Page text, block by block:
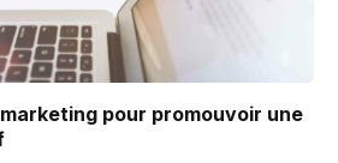
pour promouvoir une